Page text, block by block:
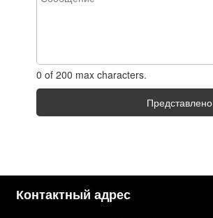
0 of 200 max characters.
Представлено
Контактный адрес